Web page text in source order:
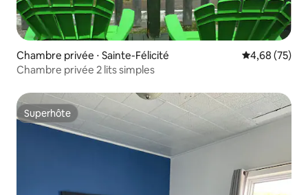
Chambre privée ⋅ Sainte-Félicité Évaluation
4,68 (75)
Chambre privée 2 lits simples
Superhôte
Superhôte